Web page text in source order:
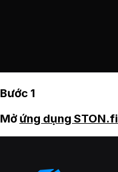
Bước 1
Mởứng dụng STON.fi